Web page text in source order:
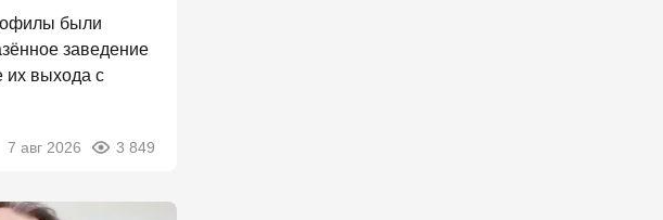
были
заведение
их выхода с
7 авг 2026 3 849